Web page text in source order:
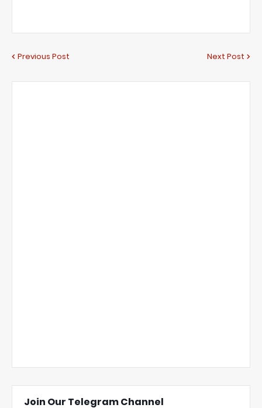
Previous Post Next Post
Join Our Telegram Channel